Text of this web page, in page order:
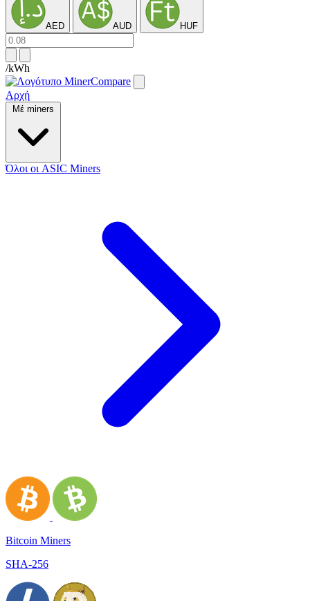
AED AUD HUF
/kWh
Αρχή
Μέ miners
Όλοι οι ASIC Miners
Bitcoin Miners
SHA-256